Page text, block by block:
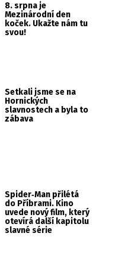
8. srpna je
Mezinárodní den
koček. Ukažte nám tu
svou!
Setkali jsme se na
Hornických
slavnostech a byla to
zábava
Spider‑Man přilétá
do Příbrami. Kino
uvede nový film, který
otevírá další kapitolu
slavné série